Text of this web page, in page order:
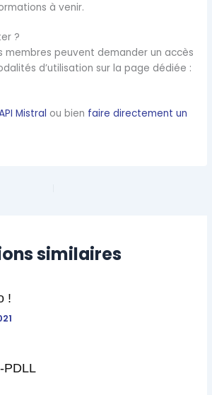
à venir.
?
membres peuvent demander un accès
d’utilisation sur la page dédiée :
Mistral ou bien faire directement un
similaires
!
PDLL